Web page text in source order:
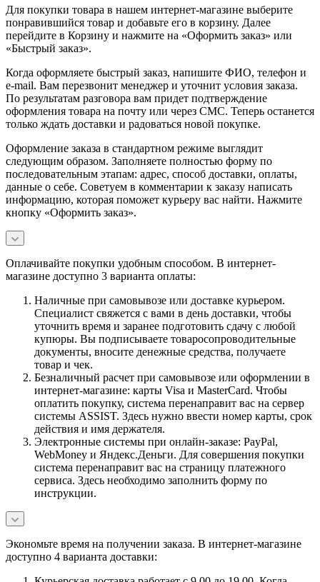
Для покупки товара в нашем интернет-магазине выберите
понравившийся товар и добавьте его в корзину. Далее
перейдите в Корзину и нажмите на «Оформить заказ» или
«Быстрый заказ».
Когда оформляете быстрый заказ, напишите ФИО, телефон и
e-mail. Вам перезвонит менеджер и уточнит условия заказа.
По результатам разговора вам придет подтверждение
оформления товара на почту или через СМС. Теперь останется
только ждать доставки и радоваться новой покупке.
Оформление заказа в стандартном режиме выглядит
следующим образом. Заполняете полностью форму по
последовательным этапам: адрес, способ доставки, оплаты,
данные о себе. Советуем в комментарии к заказу написать
информацию, которая поможет курьеру вас найти. Нажмите
кнопку «Оформить заказ».
Оплачивайте покупки удобным способом. В интернет-
магазине доступно 3 варианта оплаты:
Наличные при самовывозе или доставке курьером.
Специалист свяжется с вами в день доставки, чтобы
уточнить время и заранее подготовить сдачу с любой
купюры. Вы подписываете товаросопроводительные
документы, вносите денежные средства, получаете
товар и чек.
Безналичный расчет при самовывозе или оформлении в
интернет-магазине: карты Visa и MasterCard. Чтобы
оплатить покупку, система перенаправит вас на сервер
системы ASSIST. Здесь нужно ввести номер карты, срок
действия и имя держателя.
Электронные системы при онлайн-заказе: PayPal,
WebMoney и Яндекс.Деньги. Для совершения покупки
система перенаправит вас на страницу платежного
сервиса. Здесь необходимо заполнить форму по
инструкции.
Экономьте время на получении заказа. В интернет-магазине
доступно 4 варианта доставки: